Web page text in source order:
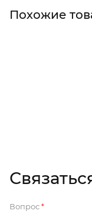
Похожие
Вопрос *